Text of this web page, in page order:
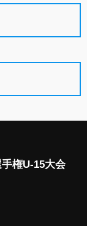
権U-15大会